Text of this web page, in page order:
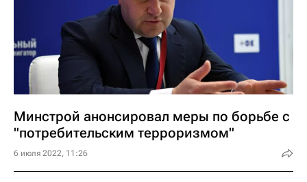
Минстрой анонсировал меры по борьбе с
"потребительским терроризмом"
6 июля 2022, 11:26